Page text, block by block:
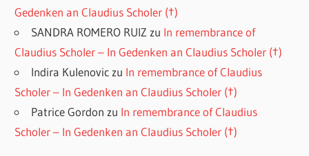
Gedenken an Claudius Scholer (†)
SANDRA ROMERO RUIZ zu In remembrance of
Claudius Scholer – In Gedenken an Claudius Scholer (†)
Indira Kulenovic zu In remembrance of Claudius
Scholer – In Gedenken an Claudius Scholer (†)
Patrice Gordon zu In remembrance of Claudius
Scholer – In Gedenken an Claudius Scholer (†)